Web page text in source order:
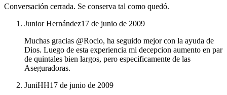
Conversación cerrada. Se conserva tal como quedó.
Junior Hernández17 de junio de 2009
Muchas gracias @Rocio, ha seguido mejor con la ayuda de
Dios. Luego de esta experiencia mi decepcion aumento en par
de quintales bien largos, pero especificamente de las
Aseguradoras.
JuniHH17 de junio de 2009